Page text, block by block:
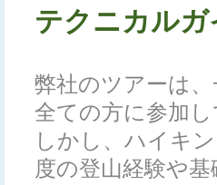
テクニカル
弊社のツアーは
全ての方に参加し
しかし、ハイキ
度の登山経験や